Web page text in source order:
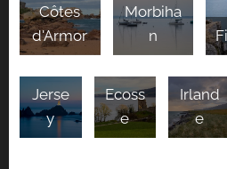
Côtes
d'Armor
Morbiha
n
Jerse
y
Ecoss
e
Irland
e